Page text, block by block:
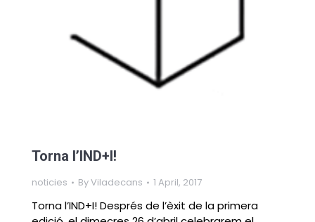
Torna l’IND+I!
noticies ByViladecans 1 April, 2017
Torna l’IND+I! Després de l’èxit de la primera